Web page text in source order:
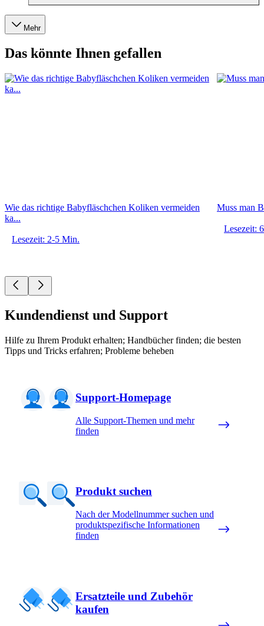
Mehr
Das könnte Ihnen gefallen
Wie das richtige Babyfläschchen Koliken vermeiden
ka...
Lesezeit: 2-5 Min.
Muss man
Lesezeit:
Kundendienst und Support
Hilfe zu Ihrem Produkt erhalten; Handbücher finden; die besten
Tipps und Tricks erfahren; Probleme beheben
Support-Homepage
Alle Support-Themen und mehr
finden
Produkt suchen
Nach der Modellnummer suchen und
produktspezifische Informationen
finden
Ersatzteile und Zubehör
kaufen